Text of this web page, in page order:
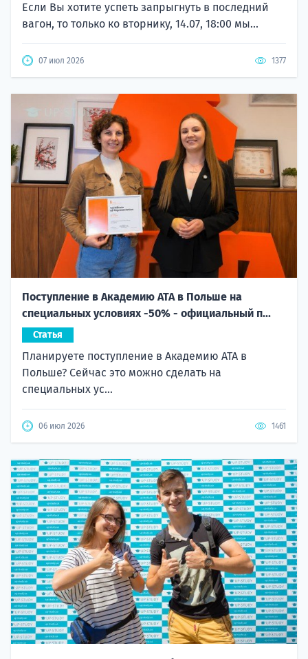
Если Вы хотите успеть запрыгнуть в последний
вагон, то только ко вторнику, 14.07, 18:00 мы...
07 июл 2026 1377
Поступление в Академию ATA в Польше на
специальных условиях -50% - официальный п...
Статья
Планируете поступление в Академию ATA в
Польше? Сейчас это можно сделать на
специальных ус...
06 июл 2026 1461